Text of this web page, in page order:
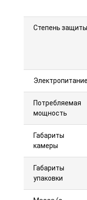
Степень защиты
Электропитание
Потребляемая
мощность
Габариты
камеры
Габариты
упаковки